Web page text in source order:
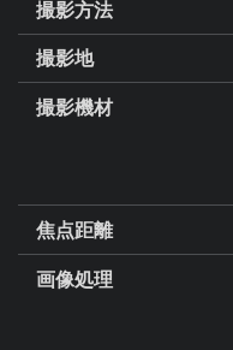
撮影方法
撮影地
撮影機材
焦点距離
画像処理